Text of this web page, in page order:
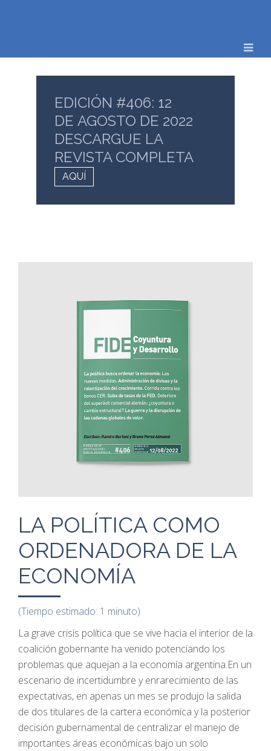
EDICIÓN #406: 12
DE AGOSTO DE 2022
DESCARGUE LA
REVISTA COMPLETA
AQUÍ
LA POLÍTICA COMO
ORDENADORA DE LA
ECONOMÍA
(Tiempo estimado: 1 minuto)
La grave crisis política que se vive hacia el interior de la
coalición gobernante ha venido potenciando los
problemas que aquejan a la economía argentina.En un
escenario de incertidumbre y enrarecimiento de las
expectativas, en apenas un mes se produjo la salida
de dos titulares de la cartera económica y la posterior
decisión gubernamental de centralizar el manejo de
importantes áreas económicas bajo un solo